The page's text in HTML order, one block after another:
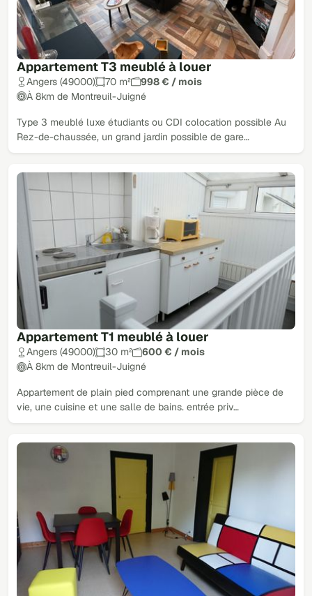
Appartement T3 meublé à louer
Angers (49000) 70 m²
998 € / mois
À 8km de Montreuil-Juigné
Type 3 meublé luxe étudiants ou CDI colocation possible Au
Rez-de-chaussée, un grand jardin possible de gare…
Appartement T1 meublé à louer
Angers (49000) 30 m²
600 € / mois
À 8km de Montreuil-Juigné
Appartement de plain pied comprenant une grande pièce de
vie, une cuisine et une salle de bains. entrée priv…